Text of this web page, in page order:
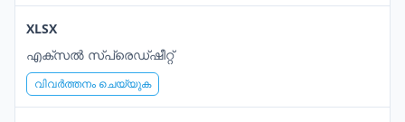
XLSX
എക്സൽ സ്പ്രെഡ്ഷീറ്റ്
വിവർത്തനം ചെയ്യുക